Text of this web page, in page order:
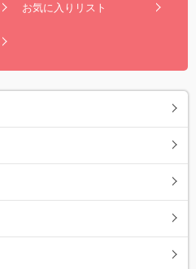
お気に入りリスト